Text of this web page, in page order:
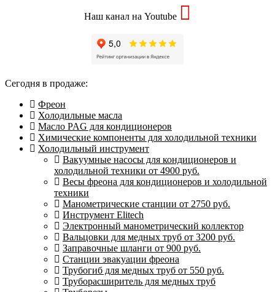
Наш канал на Youtube
Сегодня в продаже:
Фреон
Холодильные масла
Масло PAG для кондиционеров
Химические компоненты для холодильной техники
Холодильный инструмент
Вакуумные насосы для кондиционеров и
холодильной техники от 4900 руб.
Весы фреона для кондиционеров и холодильной
техники
Манометрические станции от 2750 руб.
Инструмент Elitech
Электронный манометрический коллектор
Вальцовки для медных труб от 3200 руб.
Заправочные шланги от 900 руб.
Станции эвакуации фреона
Трубогиб для медных труб от 550 руб.
Труборасширитель для медных труб